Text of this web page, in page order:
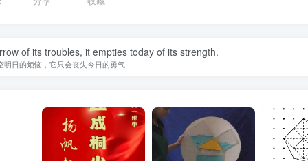
of its troubles, it empties today of its strength.
明日的烦恼，它只会丧失今日的勇气